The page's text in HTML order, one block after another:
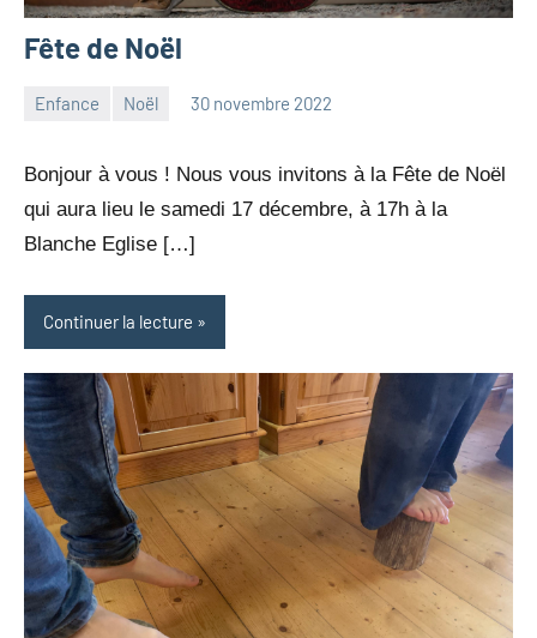
Fête de Noël
Enfance Noël 30 novembre 2022
Bonjour à vous ! Nous vous invitons à la Fête de Noël
qui aura lieu le samedi 17 décembre, à 17h à la
Blanche Eglise […]
Continuer la lecture